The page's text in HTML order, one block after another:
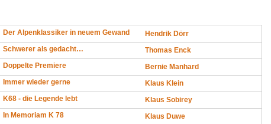
Der Alpenklassiker in neuem Gewand
Hendrik Dörr
Schwerer als gedacht…
Thomas Enck
Doppelte Premiere
Bernie Manhard
Immer wieder gerne
Klaus Klein
K68 - die Legende lebt
Klaus Sobirey
In Memoriam K 78 Klaus Duwe